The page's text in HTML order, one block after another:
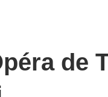
de